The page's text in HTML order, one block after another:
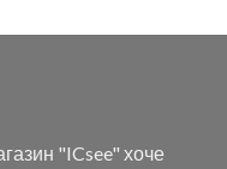
"ICsee" хоче